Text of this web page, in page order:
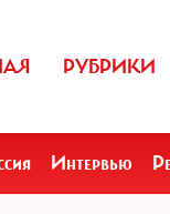
РУБРИКИ
Интервью